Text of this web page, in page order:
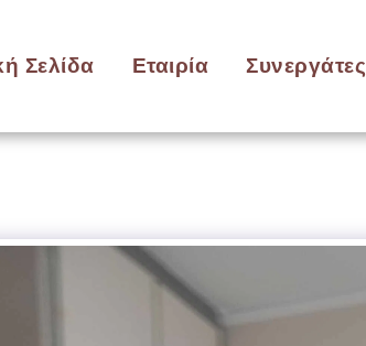
Σελίδα Εταιρία Συνεργάτες